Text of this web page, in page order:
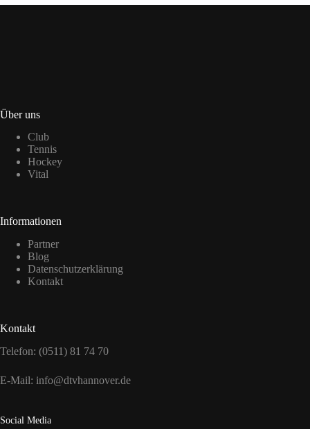
Über uns
Club
Tennis
Hockey
Vital
Informationen
Partner
Blog
Datenschutzerklärung
Kontakt
Kontakt
Telefon: (0511) 81 74 70
E-Mail: info@dtvhannover.de
Social Media